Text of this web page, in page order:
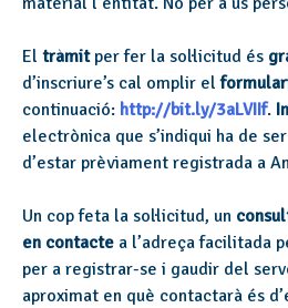
El tràmitper fer la sol·licitud és
d’inscriure’s cal omplir el
continuació: http://bit.ly/3aLVIIf.
electrònica que s’indiqui ha de
d’estar prèviament registrada a
Un cop feta la sol·licitud, un
en contacte a l’adreça facilitada
per a registrar-se i gaudir del
aproximat en què contactarà és